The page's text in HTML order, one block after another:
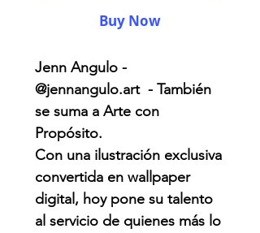
Buy Now
Jenn Angulo -
@jennangulo.art - También
se suma a Arte con
Propósito.
Con una ilustración exclusiva
convertida en wallpaper
digital, hoy pone su talento
al servicio de quienes más lo